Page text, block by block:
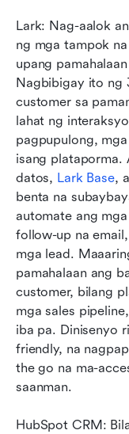
Lark: Nag-aalok
ng mga tampok
upang
Nagbibigay ito ng
customer sa
lahat ng
pagpupulong,
isang plataporma.
datos, Lark Base,
benta na
automate ang
follow-up na
mga lead.
pamahalaan ang
customer, bilang
mga sales
iba pa. Dinisenyo
friendly, na
the go na ma-
saanman.
HubSpot CRM: